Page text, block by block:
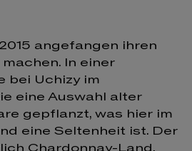
angefangen ihren
In einer
bei Uchizy im
eine Auswahl alter
gepflanzt, was hier im
eine Seltenheit ist. Der
Chardonnay-Land.